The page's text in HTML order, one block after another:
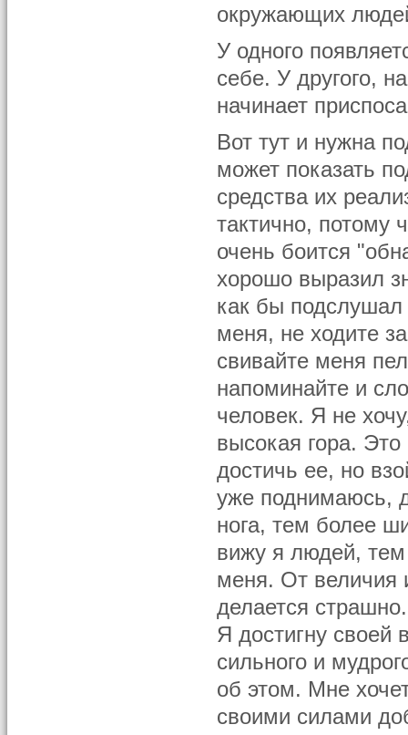
окружающих
У одного
себе. У другого,
начинает
Вот тут и нужна
может показать
средства их
тактично, потому
очень боится
хорошо выразил
как бы подслушал
меня, не ходите
свивайте меня
напоминайте и
человек. Я не
высокая гора.
достичь ее, но
уже поднимаюсь,
нога, тем более
вижу я людей,
меня. От величия
делается
Я достигну своей
сильного и
об этом. Мне
своими силами